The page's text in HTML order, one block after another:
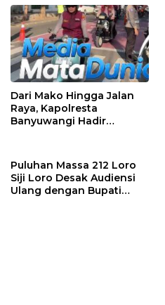
Dari Mako Hingga Jalan
Raya, Kapolresta
Banyuwangi Hadir
Masyarakat
Puluhan Massa 212 Loro
Siji Loro Desak Audiensi
Ulang dengan Bupati